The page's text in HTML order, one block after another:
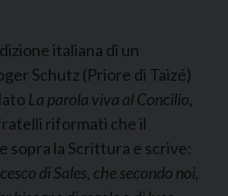
italiana di un
Schutz (Priore di Taizé)
La parola viva al Concilio,
riformati che il
sopra la Scrittura e scrive:
di Sales, che secondo noi,